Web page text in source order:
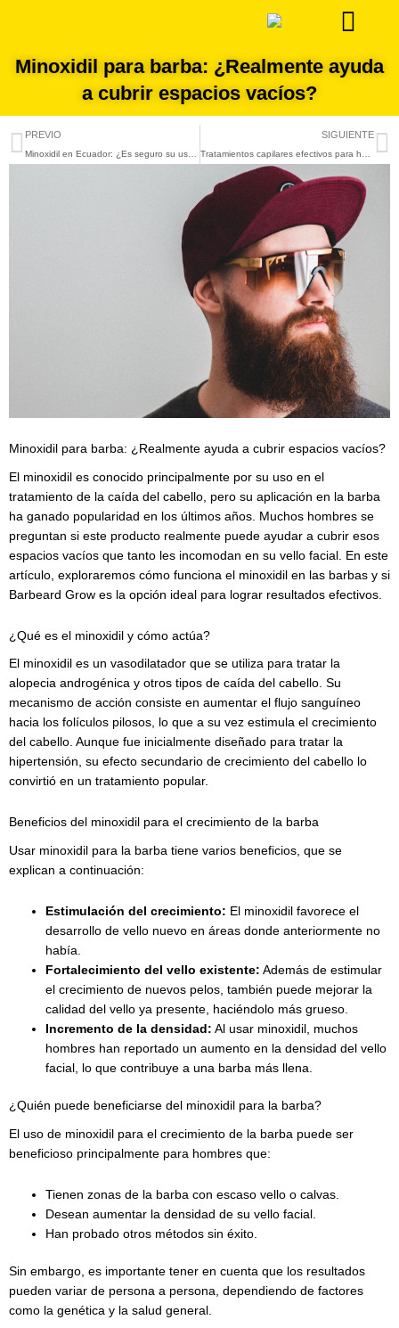
Minoxidil para barba: ¿Realmente ayuda
a cubrir espacios vacíos?
Prev
PREVIO SIGUIENTE
Minoxidil para barba: ¿Realmente ayuda a cubrir espacios vacíos?
El minoxidil es conocido principalmente por su uso en el
tratamiento de la caída del cabello, pero su aplicación en la barba
ha ganado popularidad en los últimos años. Muchos hombres se
preguntan si este producto realmente puede ayudar a cubrir esos
espacios vacíos que tanto les incomodan en su vello facial. En este
artículo, exploraremos cómo funciona el minoxidil en las barbas y si
Barbeard Grow es la opción ideal para lograr resultados efectivos.
¿Qué es el minoxidil y cómo actúa?
El minoxidil es un vasodilatador que se utiliza para tratar la
alopecia androgénica y otros tipos de caída del cabello. Su
mecanismo de acción consiste en aumentar el flujo sanguíneo
hacia los folículos pilosos, lo que a su vez estimula el crecimiento
del cabello. Aunque fue inicialmente diseñado para tratar la
hipertensión, su efecto secundario de crecimiento del cabello lo
convirtió en un tratamiento popular.
Beneficios del minoxidil para el crecimiento de la barba
Usar minoxidil para la barba tiene varios beneficios, que se
explican a continuación:
Estimulación del crecimiento: El minoxidil favorece el
desarrollo de vello nuevo en áreas donde anteriormente no
había.
Fortalecimiento del vello existente: Además de estimular
el crecimiento de nuevos pelos, también puede mejorar la
calidad del vello ya presente, haciéndolo más grueso.
Incremento de la densidad: Al usar minoxidil, muchos
hombres han reportado un aumento en la densidad del vello
facial, lo que contribuye a una barba más llena.
¿Quién puede beneficiarse del minoxidil para la barba?
El uso de minoxidil para el crecimiento de la barba puede ser
beneficioso principalmente para hombres que:
Tienen zonas de la barba con escaso vello o calvas.
Desean aumentar la densidad de su vello facial.
Han probado otros métodos sin éxito.
Sin embargo, es importante tener en cuenta que los resultados
pueden variar de persona a persona, dependiendo de factores
como la genética y la salud general.